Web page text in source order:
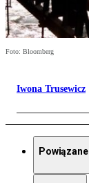
Foto: Bloomberg
Iwona Trusewicz
Powiązane